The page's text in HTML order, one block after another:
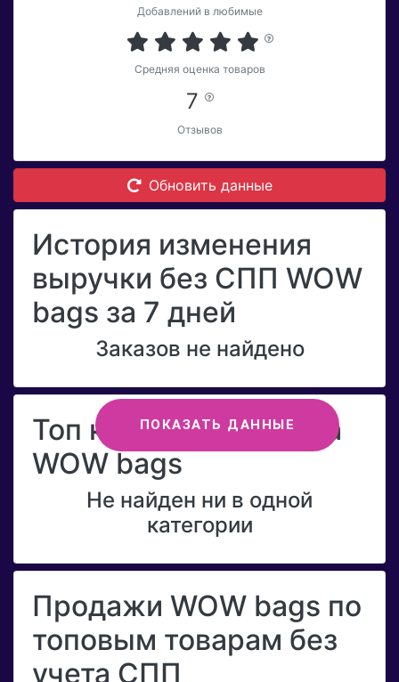
Добавлений в любимые
Средняя оценка товаров
7
Отзывов
Обновить данные
История изменения
выручки без СПП WOW
bags за 7 дней
ПОКАЗАТЬ ДАННЫЕ
Заказов не найдено
Топ категорий бренда
WOW bags
Не найден ни в одной
категории
Продажи WOW bags по
топовым товарам без
учета СПП